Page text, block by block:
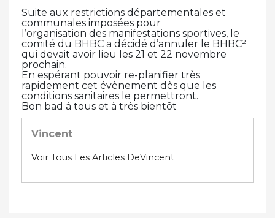
Suite aux restrictions départementales et
communales imposées pour
l’organisation des manifestations sportives, le
comité du BHBC a décidé d’annuler le BHBC²
qui devait avoir lieu les 21 et 22 novembre
prochain.
En espérant pouvoir re-planifier très
rapidement cet évènement dès que les
conditions sanitaires le permettront.
Bon bad à tous et à très bientôt
Vincent
Voir Tous Les Articles DeVincent